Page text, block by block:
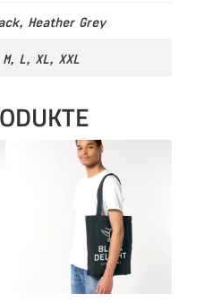
Heather Grey
L, XL, XXL